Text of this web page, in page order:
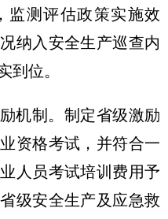
监测评估政策实施效
纳入安全生产巡查内
到位。
机制。制定省级激励
资格考试，并符合一
人员考试培训费用予
级安全生产及应急救